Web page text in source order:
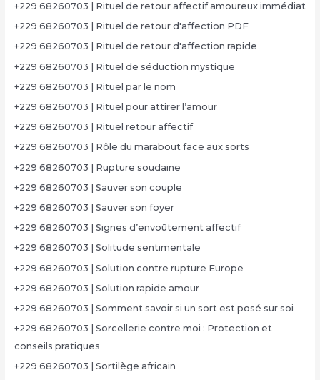
+229 68260703 | Rituel de retour affectif amoureux immédiat
+229 68260703 | Rituel de retour d'affection PDF
+229 68260703 | Rituel de retour d'affection rapide
+229 68260703 | Rituel de séduction mystique
+229 68260703 | Rituel par le nom
+229 68260703 | Rituel pour attirer l’amour
+229 68260703 | Rituel retour affectif
+229 68260703 | Rôle du marabout face aux sorts
+229 68260703 | Rupture soudaine
+229 68260703 | Sauver son couple
+229 68260703 | Sauver son foyer
+229 68260703 | Signes d’envoûtement affectif
+229 68260703 | Solitude sentimentale
+229 68260703 | Solution contre rupture Europe
+229 68260703 | Solution rapide amour
+229 68260703 | Somment savoir si un sort est posé sur soi
+229 68260703 | Sorcellerie contre moi : Protection et
conseils pratiques
+229 68260703 | Sortilège africain